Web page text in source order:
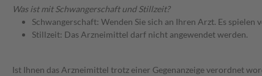
Was ist mit Schwangerschaft und Stillzeit?
Schwangerschaft: Wenden Sie sich an Ihren Arzt. Es
Stillzeit: Das Arzneimittel darf nicht angewendet werden.
Ist Ihnen das Arzneimittel trotz einer Gegenanzeige verordnet